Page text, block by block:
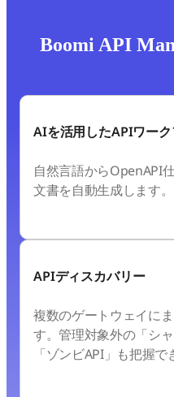
Boomi API
AIを活用したAPIワー
自然言語からOpenAPI
文書を自動生成します。
APIディスカバリー
複数のゲートウェイに
す。管理対象外の「シ
「ゾンビAPI」も把握で